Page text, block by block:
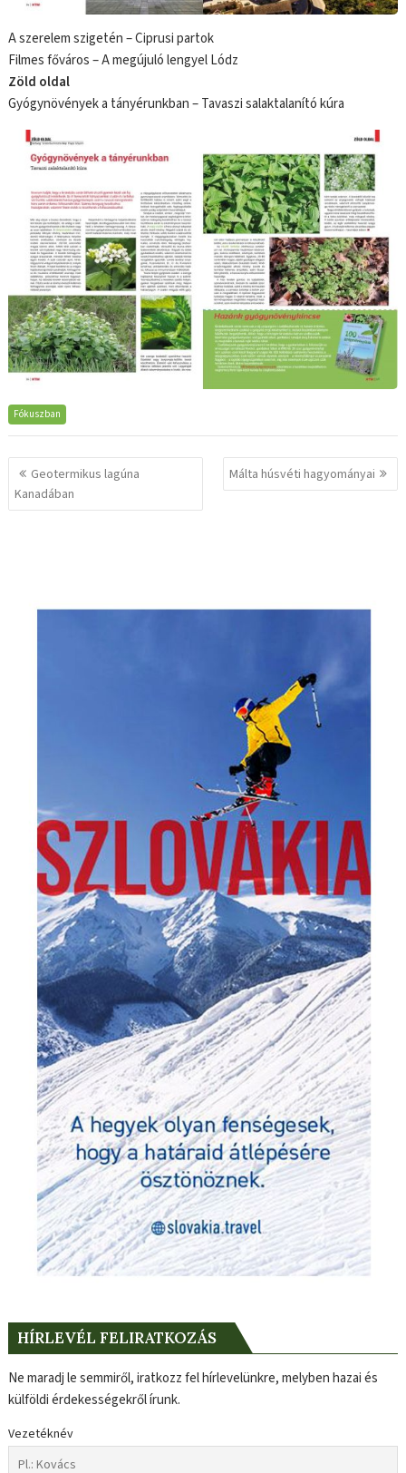
A szerelem szigetén – Ciprusi partok
Filmes főváros – A megújuló lengyel Lódz
Zöld oldal
Gyógynövények a tányérunkban – Tavaszi salaktalanító kúra
Fókuszban
Bejegyzés
navigáció
Geotermikus lagúna
Kanadában
Málta húsvéti hagyományai
HÍRLEVÉL FELIRATKOZÁS
Ne maradj le semmiről, iratkozz fel hírlevelünkre, melyben hazai és
külföldi érdekességekről írunk.
Vezetéknév